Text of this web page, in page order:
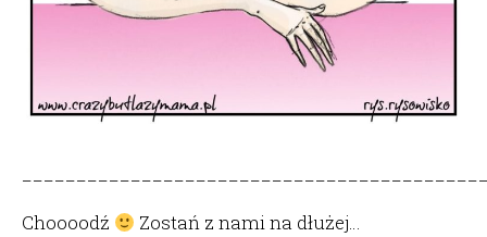
Choooodź
Zostań z nami na dłużej…